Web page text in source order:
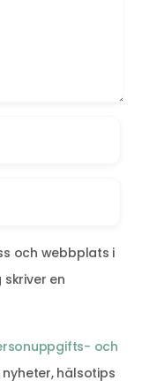
och webbplats i
en
och
hälsotips